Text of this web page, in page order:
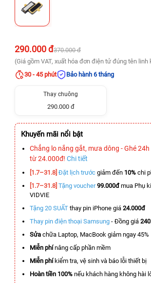
290.000 đ370.000 đ
(Giá gồm VAT, xuất hóa đơn điện tử đúng tên linh
30 - 45 phút
Bảo hành 6 tháng
Thay chuông
290.000 đ
Khuyến mãi nổi bật
Chẳng lo nắng gắt, mưa dông - Ghé
từ 24.000đ! Chi tiết
[1.7–31.8] Đặt lịch trước giảm đến 10% chi
[1.7–31.8] Tặng voucher 99.000đmua Phụ
VIDVIE
Tặng 20 SUẤT thay pin iPhone giá 24.000đ
Thay pin điện thoại Samsung - Đồng giá
Sửa chữa Laptop, MacBook giảm ngay 45%
Miễn phínâng cấp phần mềm
Miễn phíkiểm tra, vệ sinh và báo lỗi thiết bị
Hoàn tiền 100% nếu khách hàng không hài